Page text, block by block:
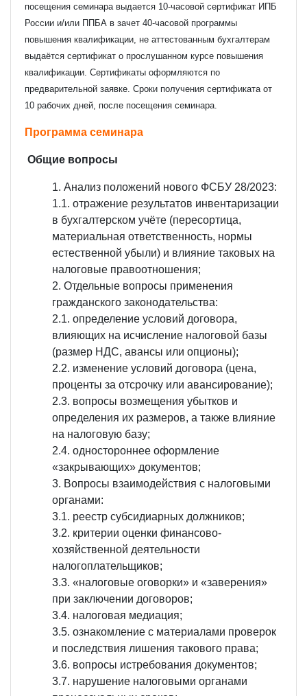
посещения семинара выдается 10-часовой сертификат ИПБ
России и/или ППБА в зачет 40-часовой программы
повышения квалификации, не аттестованным бухгалтерам
выдаётся сертификат о прослушанном курсе повышения
квалификации. Сертификаты оформляются по
предварительной заявке. Сроки получения сертификата от
10 рабочих дней, после посещения семинара.
Программа семинара
Общие вопросы
Анализ положений нового ФСБУ 28/2023:
1.1. отражение результатов инвентаризации
в бухгалтерском учёте (пересортица,
материальная ответственность, нормы
естественной убыли) и влияние таковых на
налоговые правоотношения;
Отдельные вопросы применения
гражданского законодательства:
2.1. определение условий договора,
влияющих на исчисление налоговой базы
(размер НДС, авансы или опционы);
2.2. изменение условий договора (цена,
проценты за отсрочку или авансирование);
2.3. вопросы возмещения убытков и
определения их размеров, а также влияние
на налоговую базу;
2.4. одностороннее оформление
«закрывающих» документов;
Вопросы взаимодействия с налоговыми
органами:
3.1. реестр субсидиарных должников;
3.2. критерии оценки финансово-
хозяйственной деятельности
налогоплательщиков;
3.3. «налоговые оговорки» и «заверения»
при заключении договоров;
3.4. налоговая медиация;
3.5. ознакомление с материалами проверок
и последствия лишения такового права;
3.6. вопросы истребования документов;
3.7. нарушение налоговыми органами